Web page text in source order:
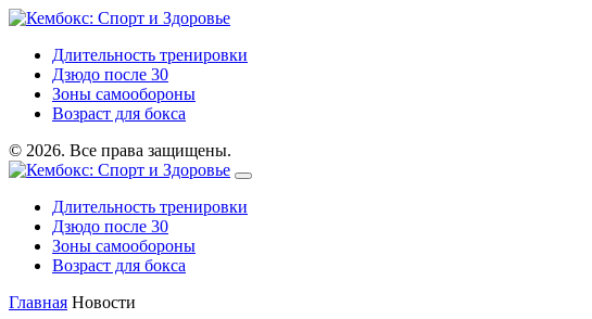
Длительность тренировки
Дзюдо после 30
Зоны самообороны
Возраст для бокса
© 2026. Все права защищены.
Длительность тренировки
Дзюдо после 30
Зоны самообороны
Возраст для бокса
Главная Новости